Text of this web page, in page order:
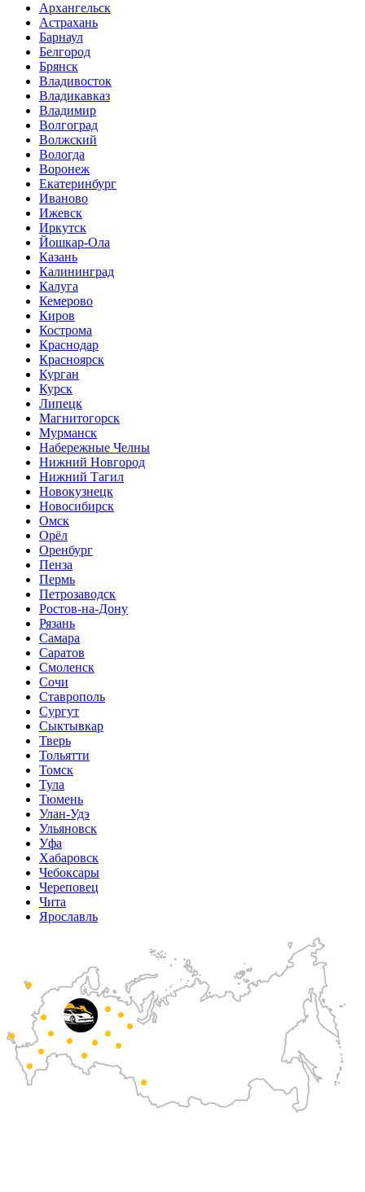
Архангельск
Астрахань
Барнаул
Белгород
Брянск
Владивосток
Владикавказ
Владимир
Волгоград
Волжский
Вологда
Воронеж
Екатеринбург
Иваново
Ижевск
Иркутск
Йошкар-Ола
Казань
Калининград
Калуга
Кемерово
Киров
Кострома
Краснодар
Красноярск
Курган
Курск
Липецк
Магнитогорск
Мурманск
Набережные Челны
Нижний Новгород
Нижний Тагил
Новокузнецк
Новосибирск
Омск
Орёл
Оренбург
Пенза
Пермь
Петрозаводск
Ростов-на-Дону
Рязань
Самара
Саратов
Смоленск
Сочи
Ставрополь
Сургут
Сыктывкар
Тверь
Тольятти
Томск
Тула
Тюмень
Улан-Удэ
Ульяновск
Уфа
Хабаровск
Чебоксары
Череповец
Чита
Ярославль